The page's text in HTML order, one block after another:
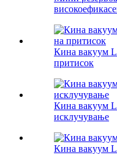
Кина вакуум
притисок
Кина вакуум
исклучување
Кина вакуум